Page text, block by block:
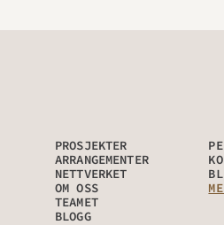
PROSJEKTER
ARRANGEMENTER
NETTVERKET
OM OSS
TEAMET
BLOGG